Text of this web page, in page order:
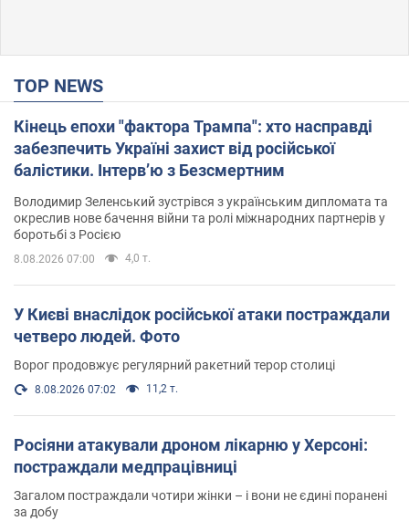
TOP NEWS
Кінець епохи "фактора Трампа": хто насправді
забезпечить Україні захист від російської
балістики. Інтерв’ю з Безсмертним
Володимир Зеленський зустрівся з українським дипломата та
окреслив нове бачення війни та ролі міжнародних партнерів у
боротьбі з Росією
8.08.2026 07:00 4,0 т.
У Києві внаслідок російської атаки постраждали
четверо людей. Фото
Ворог продовжує регулярний ракетний терор столиці
8.08.2026 07:02 11,2 т.
Росіяни атакували дроном лікарню у Херсоні:
постраждали медпрацівниці
Загалом постраждали чотири жінки – і вони не єдині поранені
за добу